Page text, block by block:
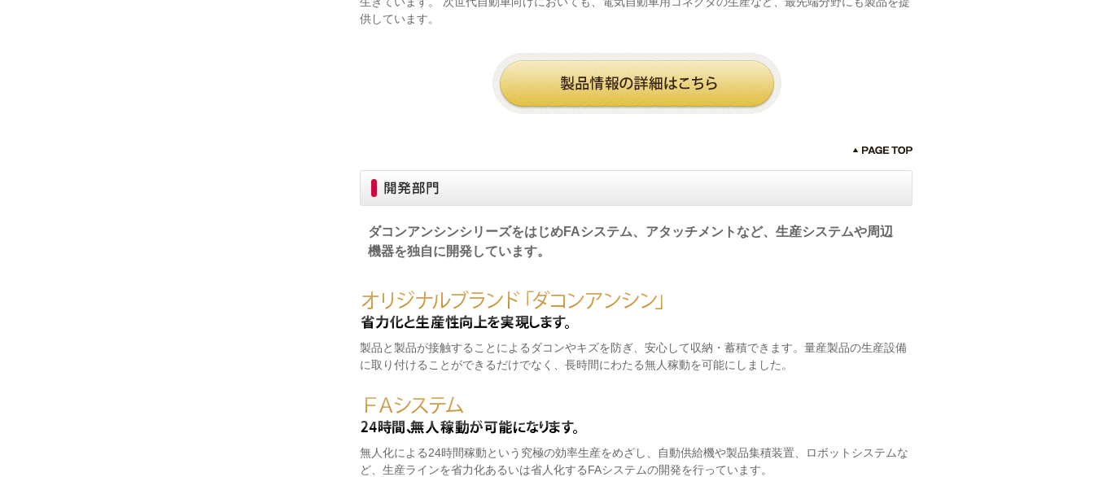
供しています。
ダコンアンシンシリーズをはじめFAシステム、アタッチメントなど、生産システムや周辺
機器を独自に開発しています。
製品と製品が接触することによるダコンやキズを防ぎ、安心して収納・蓄積できます。量産製品の生産設備
に取り付けることができるだけでなく、長時間にわたる無人稼動を可能にしました。
無人化による24時間稼動という究極の効率生産をめざし、自動供給機や製品集積装置、ロボットシステムな
ど、生産ラインを省力化あるいは省人化するFAシステムの開発を行っています。